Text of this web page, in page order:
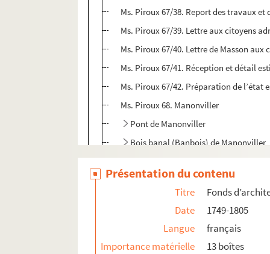
Ms. Piroux 67/38. Report des travaux et
Ms. Piroux 67/39. Lettre aux citoyens
Ms. Piroux 67/40. Lettre de Masson
Ms. Piroux 67/41. Réception et détail
Ms. Piroux 67/42. Préparation de
Ms. Piroux 68. Manonviller
Pont de Manonviller
Bois banal (Banbois) de Manonviller
Présentation du contenu
Titre
Fonds
Date
1749-1805
Langue
français
Importance matérielle
13 boîtes